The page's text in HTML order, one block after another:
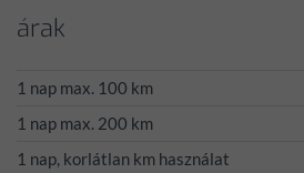
árak
1 nap max. 100 km
1 nap max. 200 km
1 nap, korlátlan km használat